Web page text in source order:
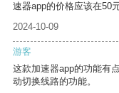
速器app的价格应该在50
2024-10-09
游客
这款加速器app的功能有
动切换线路的功能。